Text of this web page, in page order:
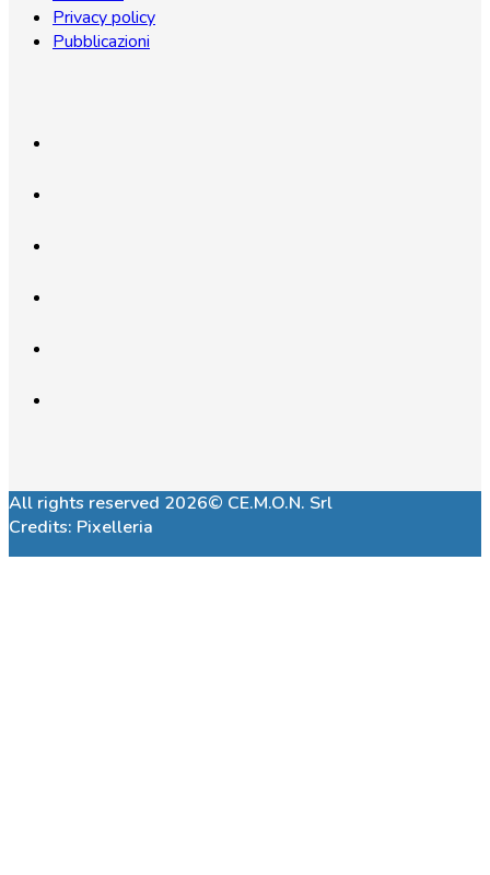
Privacy policy
Pubblicazioni
All rights reserved 2026© CE.M.O.N. Srl
Credits: Pixelleria